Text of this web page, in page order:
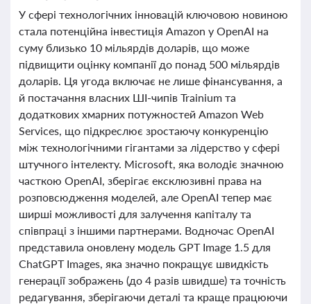
У сфері технологічних інновацій ключовою новиною
стала потенційна інвестиція Amazon у OpenAI на
суму близько 10 мільярдів доларів, що може
підвищити оцінку компанії до понад 500 мільярдів
доларів. Ця угода включає не лише фінансування, а
й постачання власних ШІ-чипів Trainium та
додаткових хмарних потужностей Amazon Web
Services, що підкреслює зростаючу конкуренцію
між технологічними гігантами за лідерство у сфері
штучного інтелекту. Microsoft, яка володіє значною
часткою OpenAI, зберігає ексклюзивні права на
розповсюдження моделей, але OpenAI тепер має
ширші можливості для залучення капіталу та
співпраці з іншими партнерами. Водночас OpenAI
представила оновлену модель GPT Image 1.5 для
ChatGPT Images, яка значно покращує швидкість
генерації зображень (до 4 разів швидше) та точність
редагування, зберігаючи деталі та краще працюючи